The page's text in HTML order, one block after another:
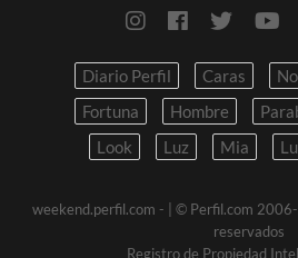
Diario Perfil Caras
Fortuna
Hombre
Look
Luz Mia
weekend.perfil.com -
| © Perfil.com
reservados
Registro de Propiedad